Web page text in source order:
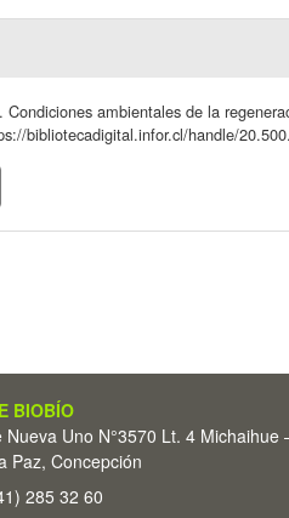
Condiciones ambientales de la
bibliotecadigital.infor.cl/handle/
BIOBÍO
Nueva Uno N°3570 Lt. 4 Michaihue
Paz, Concepción
285 32 60